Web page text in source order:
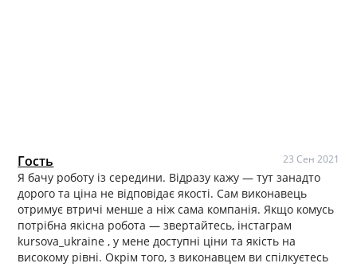
Гость 23 Сен 2021
Я бачу роботу із середини. Відразу кажу — тут занадто
дорого та ціна не відповідає якості. Сам виконавець
отримує втричі менше а ніж сама компанія. Якщо комусь
потрібна якісна робота — звертайтесь, інстаграм
kursova_ukraine , у мене доступні ціни та якість на
високому рівні. Окрім того, з виконавцем ви спілкуєтесь